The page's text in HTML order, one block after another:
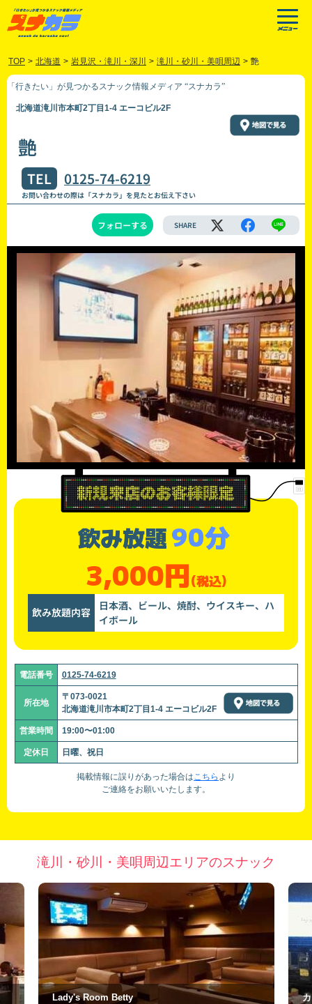
TOP > 北海道 > 岩見沢・滝川・深川 > 滝川・砂川・美唄周辺 > 艶
「行きたい」が見つかるスナック情報メディア “スナカラ”
北海道滝川市本町2丁目1-4 エーコビル2F
艶
TEL 0125-74-6219
お問い合わせの際は「スナカラ」を見たとお伝え下さい
フォローする SHARE
飲み放題90分
3,000円(税込)
飲み放題内容
日本酒、ビール、焼酎、ウイスキー、ハ
イボール
電話番号 0125-74-6219
所在地
〒073-0021
北海道滝川市本町2丁目1-4 エーコビル2F
営業時間 19:00〜01:00
定休日 日曜、祝日
掲載情報に誤りがあった場合はこちら より
ご連絡をお願いいたします。
滝川・砂川・美唄周辺エリアのスナック
カラオケ喫茶 絆